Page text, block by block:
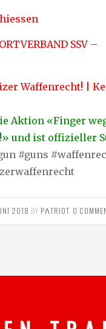
SSV –
Waffenrecht! |
Aktion «Finger
und ist offizieller
#guns
2018 BY PΛTRIOT 0